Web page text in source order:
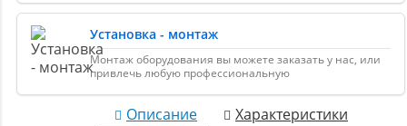
Установка - монтаж
Монтаж оборудования вы можете заказать у нас, или
привлечь любую профессиональную
Описание
Характеристики